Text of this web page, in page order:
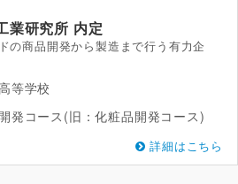
業研究所 内定
の商品開発から製造まで行う有力企
等学校
発コース(旧：化粧品開発コース)
詳細はこちら